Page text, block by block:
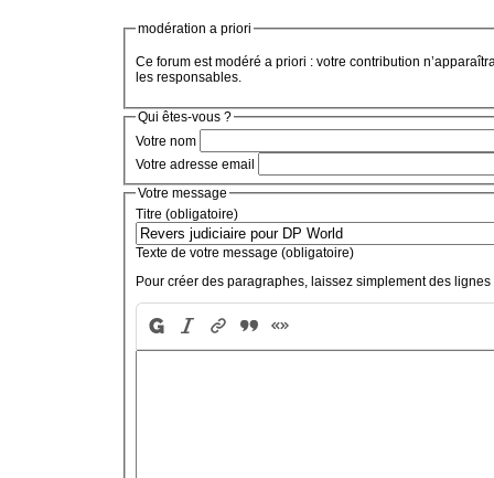
modération a priori
Ce forum est modéré a priori : votre contribution
les responsables.
Qui êtes-vous ?
Votre nom
Votre adresse email
Votre message
Titre (obligatoire)
Texte de votre message (obligatoire)
Pour créer des paragraphes, laissez simplement des lignes